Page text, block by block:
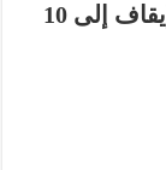
إلى10